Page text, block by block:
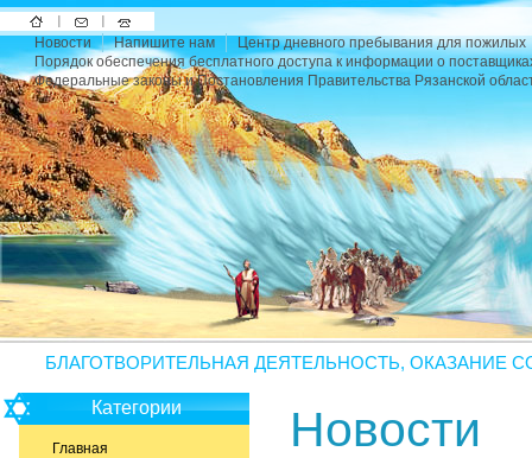
На
главную
Напишите
нам
Карта
сайта
Новости Напишите нам
Центр дневного пребывания для пожилых
Порядок обеспечения бесплатного доступа к информации о
Федеральные законы и Постановления Правительства Рязанской
БЛАГОТВОРИТЕЛЬНАЯ ДЕЯТЕЛЬНОСТЬ, ОКАЗАНИЕ
Категории
Главная
Новости